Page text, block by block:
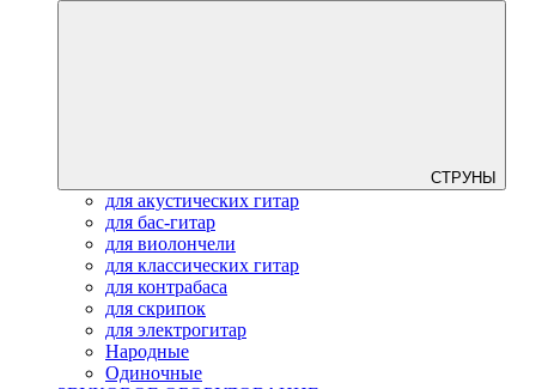
СТРУНЫ
для акустических гитар
для бас-гитар
для виолончели
для классических гитар
для контрабаса
для скрипок
для электрогитар
Народные
Одиночные